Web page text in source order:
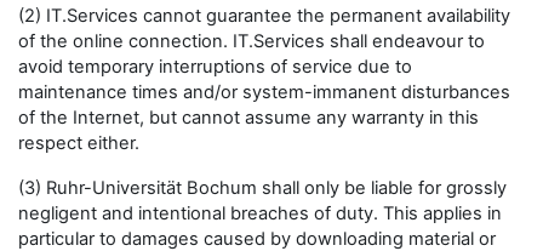
(2) IT.Services cannot guarantee the permanent availability
of the online connection. IT.Services shall endeavour to
avoid temporary interruptions of service due to
maintenance times and/or system-immanent disturbances
of the Internet, but cannot assume any warranty in this
respect either.
(3) Ruhr-Universität Bochum shall only be liable for grossly
negligent and intentional breaches of duty. This applies in
particular to damages caused by downloading material or